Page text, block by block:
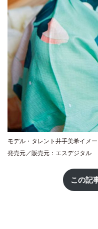
モデル・タレント井手美希イメ
発売元／販売元：エスデジタル
この記